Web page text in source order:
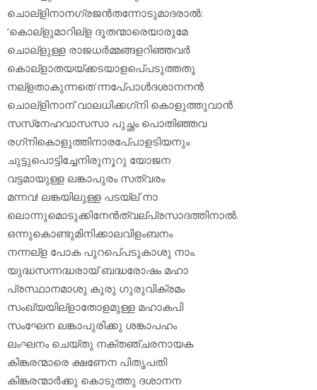
ചൊല്‌ളിനാനഗ്രജന്‍തന്നോടുമാദരാല്‍:
‘കൊല്‌ളുമാറില്‌ള ദൂതന്മാരെയാരുമേ
ചൊല്‌ളുള്ള രാജധര്‍മ്മങ്ങളറിഞ്ഞവര്‍
കൊല്‌ളാതയയ്ക്കടയാളപെ്പടുത്തതു
നല്‌ളതാകുന്നതെ’ന്നപേ്പാള്‍ദശാനനന്‍
ചൊല്‌ളിനാന് വാലധിക്കഗ്‌നി കൊളുത്തുവാന്‍
സസ്‌നേഹവാസസാ പുച്ഛം പൊതിഞ്ഞവ
രഗ്‌നികൊളുത്തിനാരപേ്പാളടിയനും
ചുട്ടുപൊട്ടിച്ചേനിരുനൂറു യോജന
വട്ടമായുള്ള ലങ്കാപുരം സത്വരം
മന്നവ! ലങ്കയിലുള്ള പടയ്‌ല് നാ
ലൊന്നുമൊടുക്കിനേന്‍ത്വല്പ്രസാദത്തിനാല്‍.
ഒന്നുകൊണ്ടുമിനിക്കാലവിളംബനം
നന്നല്‌ള പോക പുറപെ്പടുകാശു നാം.
യുദ്ധസന്നദ്ധരായ് ബദ്ധരോഷം മഹാ
പ്രസ്ഥാനമാശു കുരു ഗുരുവിക്രമം
സംഖ്യയില്‌ളാതോളമുള്ള മഹാകപി
സംഘേന ലങ്കാപുരിക്കു ശങ്കാപഹം
ലംഘനം ചെയ്തു നക്തഞ്ചരനായക
കിങ്കരന്മാരെ ക്ഷണേന പിതൃപതി
കിങ്കരന്മാര്‍ക്കു കൊടുത്തു ദശാനന